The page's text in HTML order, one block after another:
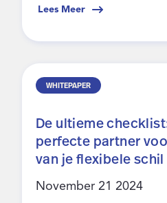
Lees Meer
WHITEPAPER
De ultieme
perfecte partner
van je flexibele schil
November 21 2024